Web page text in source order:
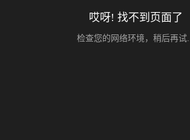
哎呀! 找不到页面了
检查您的网络环境，稍后再试...